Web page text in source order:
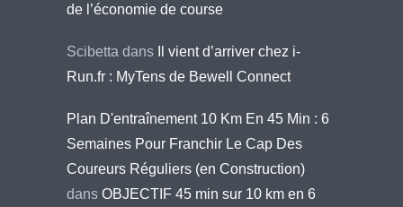
de l’économie de course
Scibetta dans
Il vient d’arriver chez i-
Run.fr : MyTens de Bewell Connect
Plan D'entraînement 10 Km En 45 Min : 6
Semaines Pour Franchir Le Cap Des
Coureurs Réguliers (en Construction)
dans OBJECTIF 45 min sur 10 km en 6